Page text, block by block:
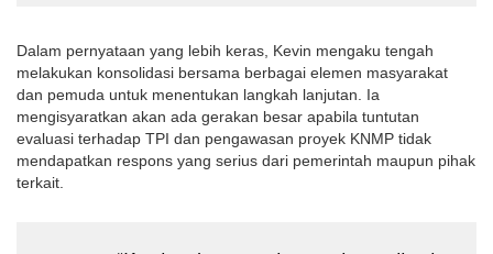
Dalam pernyataan yang lebih keras, Kevin mengaku tengah
melakukan konsolidasi bersama berbagai elemen masyarakat
dan pemuda untuk menentukan langkah lanjutan. Ia
mengisyaratkan akan ada gerakan besar apabila tuntutan
evaluasi terhadap TPI dan pengawasan proyek KNMP tidak
mendapatkan respons yang serius dari pemerintah maupun pihak
terkait.